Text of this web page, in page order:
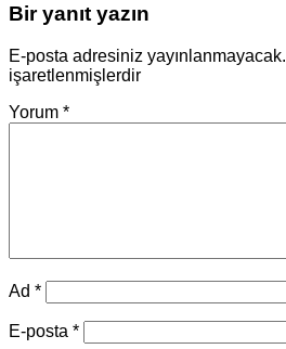
Bir yanıt yazın
E-posta adresiniz yayınlanmayacak.
işaretlenmişlerdir
Yorum *
Ad *
E-posta *